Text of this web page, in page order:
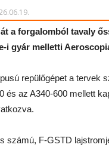
a forgalomból tavaly
i gyár melletti
repülőgépet a tervek
és az A340-600 mellett
számú, F-GSTD